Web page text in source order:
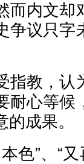
而内文却
争议只字
指教，认
耐心等候
成果。
色”、“